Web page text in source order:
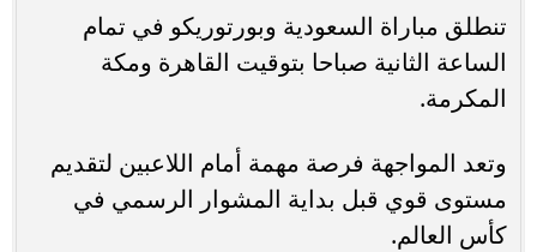
تنطلق مباراة السعودية وبورتوريكو في تمام
الساعة الثانية صباحا بتوقيت القاهرة ومكة
المكرمة.
وتعد المواجهة فرصة مهمة أمام اللاعبين لتقديم
مستوى قوي قبل بداية المشوار الرسمي في
كأس العالم.